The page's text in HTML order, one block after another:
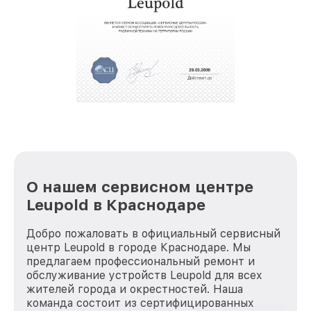
крупногабаритной техники, которые
обеспечат доставку устройств в сервис в
полной сохранности и бесплатно.
положительные отзывы и обрели отличную
репутацию. Мы постоянно совершенствуемся и
О нашем сервисном центре
Leupold в Краснодаре
Добро пожаловать в официальный сервисный
центр Leupold в городе Краснодаре. Мы
предлагаем профессиональный ремонт и
обслуживание устройств Leupold для всех
жителей города и окрестностей. Наша
команда состоит из сертифицированных